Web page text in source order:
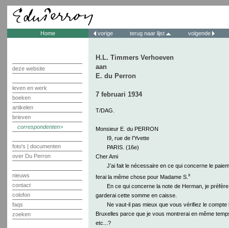
Home
deze website
leven en werk
boeken
artikelen
brieven
correspondenten
foto's | documenten
over Du Perron
nieuws
contact
colofon
faqs
zoeken
vorige terug naar lijst volgende
H.L. Timmers Verhoeven
aan
E. du Perron
7 februari 1934
T/DAG.
Monsieur E. du PERRON
I9, rue de l’Yvette
PARIS. (16e)
Cher Ami
J’ai fait le nécessaire en ce qui concerne le
ferai la même chose pour Madame S. x
En ce qui concerne la note de Herman, je
garderai cette somme en caisse.
Ne vaut-il pas mieux que vous vérifiez le
Bruxelles parce que je vous montrerai en même
etc...?